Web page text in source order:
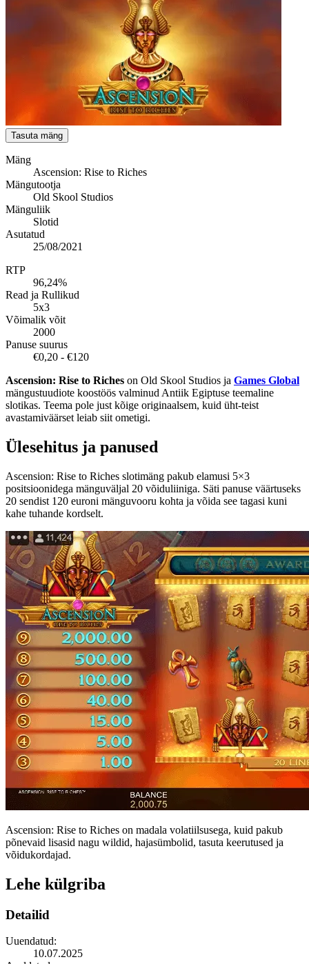
Tasuta mäng
Mäng
Ascension: Rise to Riches
Mängutootja
Old Skool Studios
Mänguliik
Slotid
Asutatud
25/08/2021
RTP
96,24%
Read ja Rullikud
5x3
Võimalik võit
2000
Panuse suurus
€0,20 - €120
Ascension: Rise to Riches on Old Skool Studios ja Games Global
mängustuudiote koostöös valminud Antiik Egiptuse teemaline
slotikas. Teema pole just kõige originaalsem, kuid üht-teist
avastamiväärset leiab siit ometigi.
Ülesehitus ja panused
Ascension: Rise to Riches slotimäng pakub elamusi 5×3
positsioonidega mänguväljal 20 võiduliiniga. Säti panuse väärtuseks
20 sendist 120 euroni mänguvooru kohta ja võida see tagasi kuni
kahe tuhande kordselt.
Ascension: Rise to Riches on madala volatiilsusega, kuid pakub
põnevaid lisasid nagu wildid, hajasümbolid, tasuta keerutused ja
võidukordajad.
Lehe külgriba
Detailid
Uuendatud:
10.07.2025